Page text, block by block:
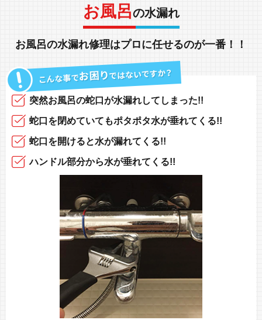
お風呂の水漏れ
お風呂の水漏れ修理はプロに任せるのが一番！！
突然お風呂の蛇口 が水漏れしてしまった!!
蛇口を閉めていてもポタポタ水が垂れてくる!!
蛇口を開けると水が漏れてくる!!
ハンドル部分から水が垂れてくる!!